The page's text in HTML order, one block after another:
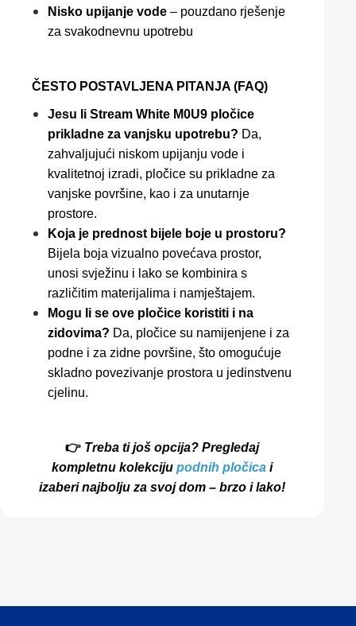
Nisko upijanje vode – pouzdano rješenje
za svakodnevnu upotrebu
ČESTO POSTAVLJENA PITANJA (FAQ)
Jesu li Stream White M0U9 pločice
prikladne za vanjsku upotrebu? Da,
zahvaljujući niskom upijanju vode i
kvalitetnoj izradi, pločice su prikladne za
vanjske površine, kao i za unutarnje
prostore.
Koja je prednost bijele boje u prostoru?
Bijela boja vizualno povećava prostor,
unosi svježinu i lako se kombinira s
različitim materijalima i namještajem.
Mogu li se ove pločice koristiti i na
zidovima? Da, pločice su namijenjene i za
podne i za zidne površine, što omogućuje
skladno povezivanje prostora u jedinstvenu
cjelinu.
👉 Treba ti još opcija? Pregledaj
kompletnu kolekciju podnih pločica i
izaberi najbolju za svoj dom – brzo i lako!